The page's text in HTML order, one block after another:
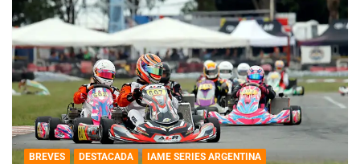
BREVES DESTACADA
IAME SERIES ARGENTINA